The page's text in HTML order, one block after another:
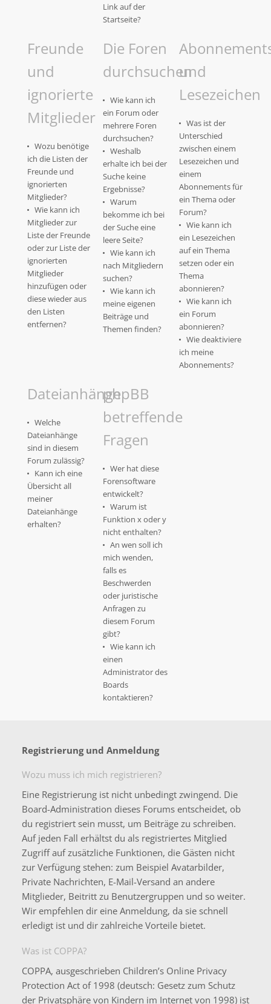
Link auf der
Startseite?
Freunde
und
ignorierte
Mitglieder
Wozu benötige
ich die Listen der
Freunde und
ignorierten
Mitglieder?
Wie kann ich
Mitglieder zur
Liste der Freunde
oder zur Liste der
ignorierten
Mitglieder
hinzufügen oder
diese wieder aus
den Listen
entfernen?
Die Foren
durchsuchen
Wie kann ich
ein Forum oder
mehrere Foren
durchsuchen?
Weshalb
erhalte ich bei der
Suche keine
Ergebnisse?
Warum
bekomme ich bei
der Suche eine
leere Seite?
Wie kann ich
nach Mitgliedern
suchen?
Wie kann ich
meine eigenen
Beiträge und
Themen finden?
und
Lesezeichen
Was ist der
Unterschied
zwischen einem
Lesezeichen und
einem
Abonnements für
ein Thema oder
Forum?
Wie kann ich
ein Lesezeichen
auf ein Thema
setzen oder ein
Thema
abonnieren?
Wie kann ich
ein Forum
abonnieren?
Wie deaktiviere
ich meine
Abonnements?
Dateianhänge
Welche
Dateianhänge
sind in diesem
Forum zulässig?
Kann ich eine
Übersicht all
meiner
Dateianhänge
erhalten?
phpBB
betreffende
Fragen
Wer hat diese
Forensoftware
entwickelt?
Warum ist
Funktion x oder y
nicht enthalten?
An wen soll ich
mich wenden,
falls es
Beschwerden
oder juristische
Anfragen zu
diesem Forum
gibt?
Wie kann ich
einen
Administrator des
Boards
kontaktieren?
Registrierung und Anmeldung
Wozu muss ich mich registrieren?
Eine Registrierung ist nicht unbedingt zwingend. Die
Board-Administration dieses Forums entscheidet, ob
du registriert sein musst, um Beiträge zu schreiben.
Auf jeden Fall erhältst du als registriertes Mitglied
Zugriff auf zusätzliche Funktionen, die Gästen nicht
zur Verfügung stehen: zum Beispiel Avatarbilder,
Private Nachrichten, E-Mail-Versand an andere
Mitglieder, Beitritt zu Benutzergruppen und so weiter.
Wir empfehlen dir eine Anmeldung, da sie schnell
erledigt ist und dir zahlreiche Vorteile bietet.
Was ist COPPA?
COPPA, ausgeschrieben Children’s Online Privacy
Protection Act of 1998 (deutsch: Gesetz zum Schutz
der Privatsphäre von Kindern im Internet von 1998) ist